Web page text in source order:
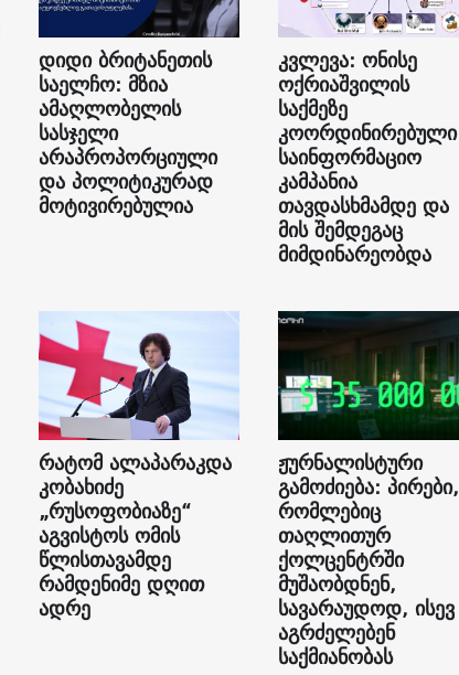
დიდი ბრიტანეთის
საელჩო: მზია
ამაღლობელის
სასჯელი
არაპროპორციული
და პოლიტიკურად
მოტივირებულია
კვლევა: ონისე
ოქრიაშვილის
საქმეზე
კოორდინირებული
საინფორმაციო
კამპანია
თავდასხმამდე და
მის შემდეგაც
მიმდინარეობდა
რატომ ალაპარაკდა
კობახიძე
„რუსოფობიაზე“
აგვისტოს ომის
წლისთავამდე
რამდენიმე დღით
ადრე
ჟურნალისტური
გამოძიება: პირები,
რომლებიც
თაღლითურ
ქოლცენტრში
მუშაობდნენ,
სავარაუდოდ, ისევ
აგრძელებენ
საქმიანობას